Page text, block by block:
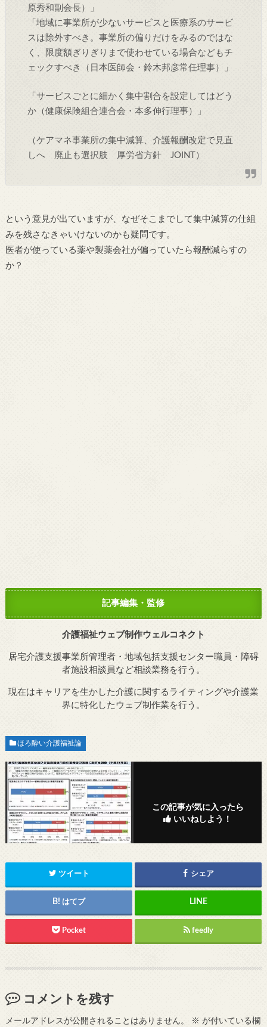
原秀和副会長）」
「地域に事業所が少ないサービスと医療系のサービ
スは除外すべき。事業所の偏りだけをみるのではな
く、限度額ぎりぎりまで使わせている場合などもチ
ェックすべき（日本医師会・鈴木邦彦常任理事）」
「サービスごとに細かく集中割合を設定してはどう
か（健康保険組合連合会・本多伸行理事）」
（ケアマネ事業所の集中減算、介護報酬改定で見直
しへ 廃止も選択肢 厚労省方針 JOINT）
という意見が出ていますが、なぜそこまでして集中減算の仕組
みを残さなきゃいけないのかも疑問です。
医者が使っている薬や製薬会社が偏っていたら報酬減らすの
か？
記事編集・監修
介護福祉ウェブ制作ウェルコネクト
居宅介護支援事業所管理者・地域包括支援センター職員・障碍
者施設相談員など相談業務を行う。
現在はキャリアを生かした介護に関するライティングや介護業
界に特化したウェブ制作業を行う。
ほろ酔い介護福祉論
この記事が気に入ったら
いいねしよう！
ツイート シェア
はてブ
Pocket feedly
コメントを残す
メールアドレスが公開されることはありません。 ※ が付いている欄